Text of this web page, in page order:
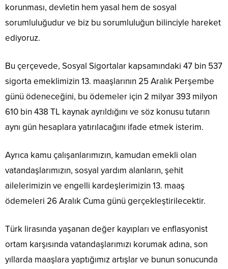
korunması, devletin hem yasal hem de sosyal
sorumluluğudur ve biz bu sorumluluğun bilinciyle hareket
ediyoruz.
Bu çerçevede, Sosyal Sigortalar kapsamındaki 47 bin 537
sigorta emeklimizin 13. maaşlarının 25 Aralık Perşembe
günü ödeneceğini, bu ödemeler için 2 milyar 393 milyon
610 bin 438 TL kaynak ayrıldığını ve söz konusu tutarın
aynı gün hesaplara yatırılacağını ifade etmek isterim.
Ayrıca kamu çalışanlarımızın, kamudan emekli olan
vatandaşlarımızın, sosyal yardım alanların, şehit
ailelerimizin ve engelli kardeşlerimizin 13. maaş
ödemeleri 26 Aralık Cuma günü gerçekleştirilecektir.
Türk lirasında yaşanan değer kayıpları ve enflasyonist
ortam karşısında vatandaşlarımızı korumak adına, son
yıllarda maaşlara yaptığımız artışlar ve bunun sonucunda